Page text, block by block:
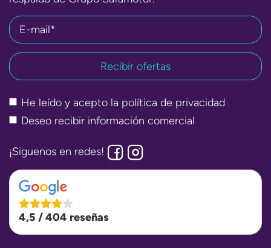
E-mail*
He leído y acepto la política de privacidad
Deseo recibir información comercial
¡Siguenos en redes!
4,5 / 404 reseñas